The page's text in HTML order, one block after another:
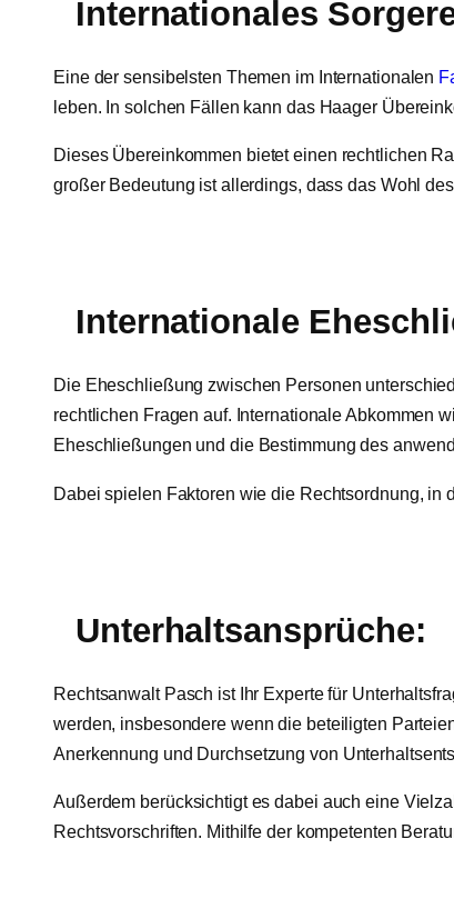
Internationales
Eine der sensibelsten Themen im Internationalen
leben. In solchen Fällen kann das Haager
Dieses Übereinkommen bietet einen rechtlichen
großer Bedeutung ist allerdings, dass das Wohl
Internationale
Die Eheschließung zwischen Personen
rechtlichen Fragen auf. Internationale Abkommen
Eheschließungen und die Bestimmung des
Dabei spielen Faktoren wie die Rechtsordnung, in
Unterhaltsansprüche:
Rechtsanwalt Pasch ist Ihr Experte für
werden, insbesondere wenn die beteiligten
Anerkennung und Durchsetzung von
Außerdem berücksichtigt es dabei auch eine
Rechtsvorschriften. Mithilfe der kompetenten